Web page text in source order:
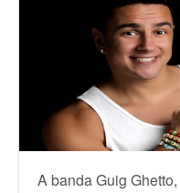
A banda Guig